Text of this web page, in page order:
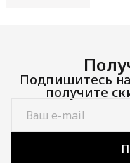
Подпишитесь
получите